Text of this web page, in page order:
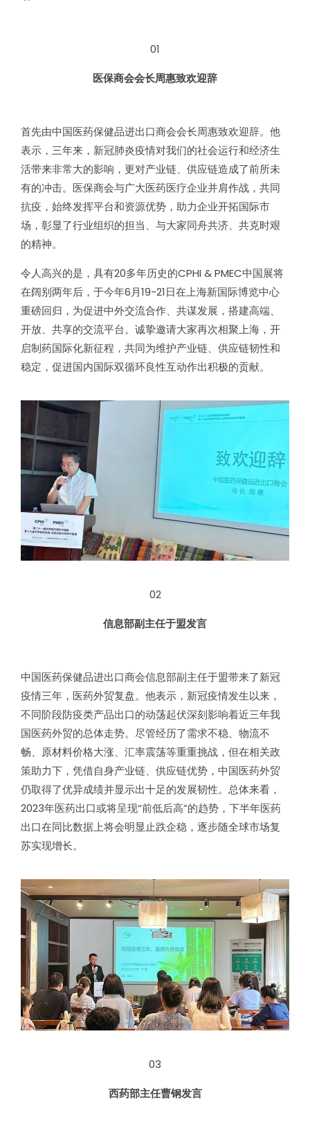
01
医保商会会长周惠致欢迎辞
首先由中国医药保健品进出口商会会长周惠致欢迎辞。他
表示，三年来，新冠肺炎疫情对我们的社会运行和经济生
活带来非常大的影响，更对产业链、供应链造成了前所未
有的冲击。医保商会与广大医药医疗企业并肩作战，共同
抗疫，始终发挥平台和资源优势，助力企业开拓国际市
场，彰显了行业组织的担当、与大家同舟共济、共克时艰
的精神。
令人高兴的是，具有20多年历史的CPHI & PMEC中国展将
在阔别两年后，于今年6月19-21日在上海新国际博览中心
重磅回归，为促进中外交流合作、共谋发展，搭建高端、
开放、共享的交流平台。诚挚邀请大家再次相聚上海，开
启制药国际化新征程，共同为维护产业链、供应链韧性和
稳定，促进国内国际双循环良性互动作出积极的贡献。
02
信息部副主任于盟发言
中国医药保健品进出口商会信息部副主任于盟带来了新冠
疫情三年，医药外贸复盘。他表示，新冠疫情发生以来，
不同阶段防疫类产品出口的动荡起伏深刻影响着近三年我
国医药外贸的总体走势。尽管经历了需求不稳、物流不
畅、原材料价格大涨、汇率震荡等重重挑战，但在相关政
策助力下，凭借自身产业链、供应链优势，中国医药外贸
仍取得了优异成绩并显示出十足的发展韧性。总体来看，
2023年医药出口或将呈现“前低后高”的趋势，下半年医药
出口在同比数据上将会明显止跌企稳，逐步随全球市场复
苏实现增长。
03
西药部主任曹钢发言